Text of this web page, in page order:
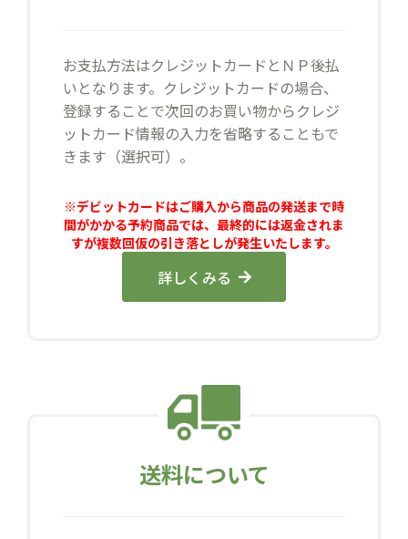
お支払方法はクレジットカードとＮＰ後払
いとなります。クレジットカードの場合、
登録することで次回のお買い物からクレジ
ットカード情報の入力を省略することもで
きます（選択可）。
※デビットカードはご購入から商品の発送まで時
間がかかる予約商品では、最終的には返金されま
すが複数回仮の引き落としが発生いたします。
詳しくみる
送料について